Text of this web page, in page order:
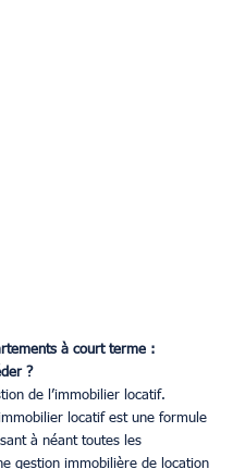
à court terme :
?
de l’immobilier locatif.
locatif est une formule
à néant toutes les
gestion immobilière de location